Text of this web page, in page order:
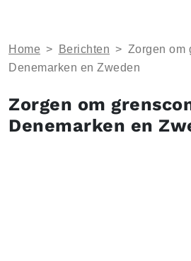
Home > Berichten > Zorgen om
Denemarken en Zweden
Zorgen om
Denemarken en